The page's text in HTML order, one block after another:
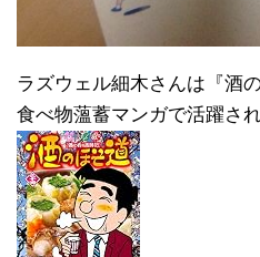
ラズウェル細木さんは『酒
食べ物薀蓄マンガで活躍さ